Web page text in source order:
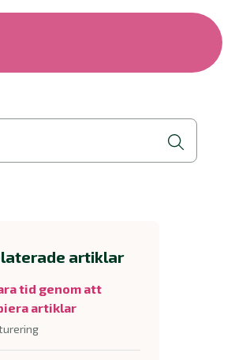
artiklar
tid genom att
artiklar